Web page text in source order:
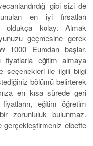
gibi sizi de
en iyi fırsatları
oldukça kolay. Almak
geçmesine gerek
1000 Eurodan başlar.
fiyatlarla eğitim almaya
seçenekleri ile ilgili bilgi
bölümü belirterek
en kısa sürede geri
eğitim öğretim
zorunluluk bulunmaz.
gerçekleştirmeniz elbette